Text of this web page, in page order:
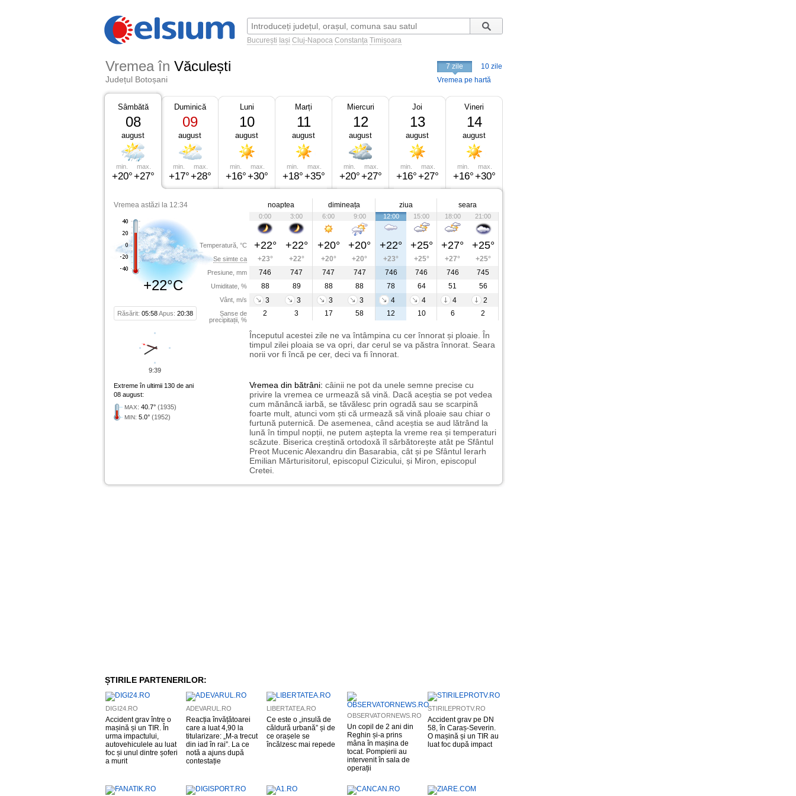
București Iași Cluj-Napoca Constanța Timișoara
Vremea în Văculești
Județul Botoșani
7 zile
10 zile
Vremea pe hartă
Sâmbătă
08
august
min.
+20°
max.
+27°
Duminică
09
august
min.
+17°
max.
+28°
Luni
10
august
min.
+16°
max.
+30°
Marți
11
august
min.
+18°
max.
+35°
Miercuri
12
august
min.
+20°
max.
+27°
Joi
13
august
min.
+16°
max.
+27°
Vineri
14
august
min.
+16°
max.
+30°
Vremea astăzi la 12:34
+22°C
Răsărit: 05:58Apus: 20:38
Temperatură, °C
Se simte ca
Presiune, mm
Umiditate, %
Vânt, m/s
Șanse de
precipitații, %
noaptea dimineața ziua seara
0:00 3:00 6:00 9:00 12:00 15:00 18:00 21:00
+22° +22° +20° +20° +22° +25° +27° +25°
+23° +22° +20° +20° +23° +25° +27°
+25°
746
747 747 747 746 746 746
745
88
89 88 88 78 64 51
56
3
3 3 3 4 4 4
2
2
3 17 58 12 10 6 2
Începutul acestei zile ne va întâmpina cu cer înnorat și ploaie. În
timpul zilei ploaia se va opri, dar cerul se va păstra înnorat. Seara
norii vor fi încă pe cer, deci va fi înnorat.
Extreme în ultimii 130 de ani
08 august:
MAX: 40.7° (1935)
MIN: 5.0° (1952)
Vremea din bătrâni: câinii ne pot da unele semne precise cu
privire la vremea ce urmează să vină. Dacă aceștia se pot vedea
cum mănâncă iarbă, se tăvălesc prin ogradă sau se scarpină
foarte mult, atunci vom ști că urmează să vină ploaie sau chiar o
furtună puternică. De asemenea, când aceștia se aud lătrând la
lună în timpul nopții, ne putem aștepta la vreme rea și temperaturi
scăzute. Biserica creștină ortodoxă îl sărbătorește atât pe Sfântul
Preot Mucenic Alexandru din Basarabia, cât și pe Sfântul Ierarh
Emilian Mărturisitorul, episcopul Cizicului, și Miron, episcopul
Cretei.
9:39
ȘTIRILE PARTENERILOR:
DIGI24.RO
Accident grav între o
mașină și un TIR. În
urma impactului,
autovehiculele au luat
foc și unul dintre șoferi
a murit
ADEVARUL.RO
Reacția învățătoarei
care a luat 4,90 la
titularizare: „M-a trecut
din iad în rai”. La ce
notă a ajuns după
contestație
LIBERTATEA.RO
Ce este o „insulă de
căldură urbană” și de
ce orașele se
încălzesc mai repede
OBSERVATORNEWS.RO
Un copil de 2 ani din
Reghin și-a prins
mâna în mașina de
tocat. Pompierii au
intervenit în sala de
operații
STIRILEPROTV.RO
Accident grav pe DN
58, în Caraș-Severin.
O mașină și un TIR au
luat foc după impact